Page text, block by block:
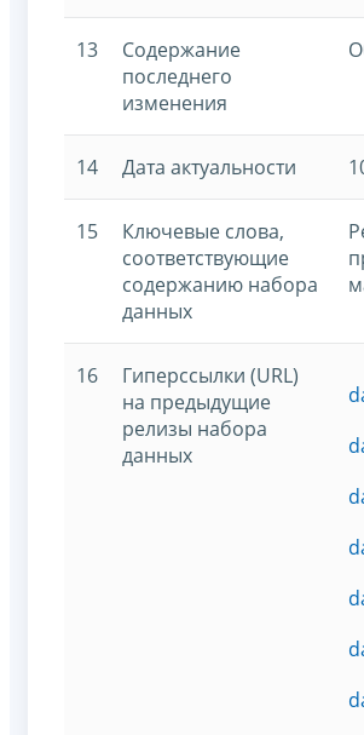
13
Содержание
последнего
изменения
14 Дата актуальности
15
Ключевые слова,
соответствующие
содержанию набора
данных
16
Гиперссылки (URL)
на предыдущие
релизы набора
данных